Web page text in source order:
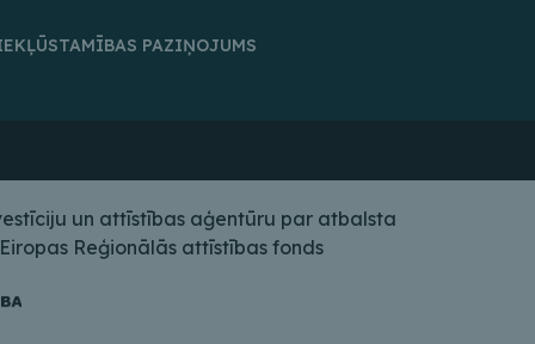
PAZIŅOJUMS
un attīstības aģentūru par atbalsta
Reģionālās attīstības fonds